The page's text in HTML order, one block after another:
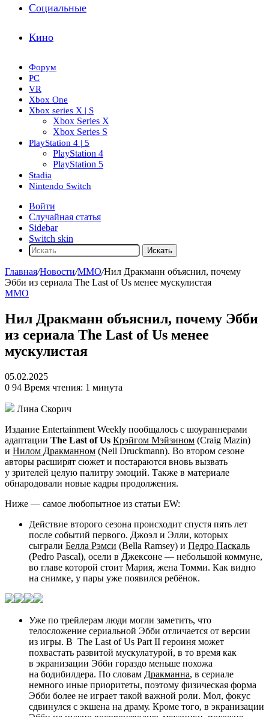
Социальные
Кино
Форум
PC
VR
Xbox One
Xbox series X | S
Xbox Series X
Xbox Series S
PlayStation 4 | 5
PlayStation 4
PlayStation 5
Stadia
Nintendo Switch
Войти
Случайная статья
Sidebar
Switch skin
Искать
Главная/Новости/ММО/Нил Дракманн объяснил, почему
Эбби из сериала The Last of Us менее мускулистая
ММО
Нил Дракманн объяснил, почему Эбби
из сериала The Last of Us менее
мускулистая
05.02.2025
0 94 Время чтения: 1 минута
Лина Скорич
Издание Entertainment Weekly пообщалось с шоураннерами
адаптации The Last of Us Крэйгом Мэйзином (Craig Mazin)
и Нилом Дракманном (Neil Druckmann). Во втором сезоне
авторы расширят сюжет и постараются вновь вызвать
у зрителей целую палитру эмоций. Также в материале
обнародовали новые кадры продолжения.
Ниже — самое любопытное из статьи EW:
Действие второго сезона происходит спустя пять лет
после событий первого. Джоэл и Элли, которых
сыграли Белла Рэмси (Bella Ramsey) и Педро Паскаль
(Pedro Pascal), осели в Джексоне — небольшой коммуне,
во главе которой стоит Мария, жена Томми. Как видно
на снимке, у пары уже появился ребёнок.
Уже по трейлерам люди могли заметить, что
телосложение сериальной Эбби отличается от версии
из игры. В The Last of Us Part II героиня может
похвастать развитой мускулатурой, в то время как
в экранизации Эбби гораздо меньше похожа
на бодибилдера. По словам Дракманна, в сериале
немного иные приоритеты, поэтому физическая форма
Эбби более не играет такой важной роли. Мол, фокус
сдвинулся с экшена на драму. Кроме того, в экранизации